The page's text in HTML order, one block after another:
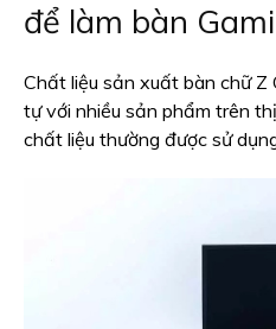
để làm bàn
Chất liệu sản xuất bàn chữ Z
tự với nhiều sản phẩm trên
chất liệu thường được sử